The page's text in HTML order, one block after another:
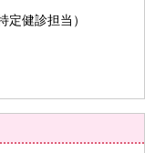
健診担当）